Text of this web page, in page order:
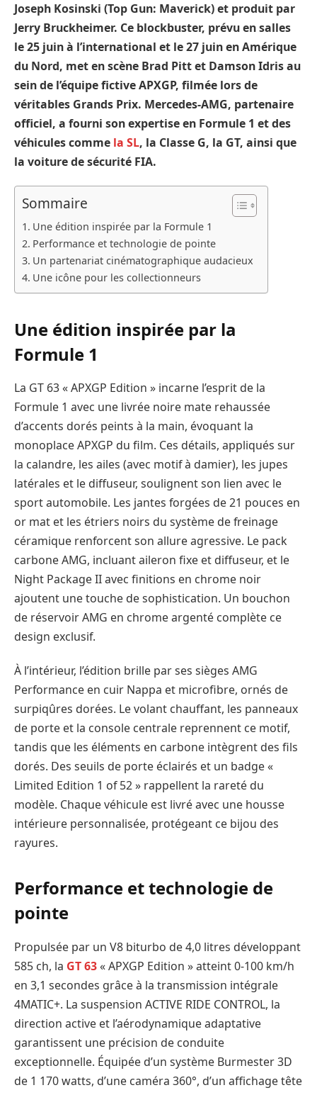
Joseph Kosinski (Top Gun: Maverick) et produit par
Jerry Bruckheimer. Ce blockbuster, prévu en salles
le 25 juin à l’international et le 27 juin en Amérique
du Nord, met en scène Brad Pitt et Damson Idris au
sein de l’équipe fictive APXGP, filmée lors de
véritables Grands Prix. Mercedes-AMG, partenaire
officiel, a fourni son expertise en Formule 1 et des
véhicules comme la SL, la Classe G, la GT, ainsi que
la voiture de sécurité FIA.
Sommaire
Une édition inspirée par la Formule 1
Performance et technologie de pointe
Un partenariat cinématographique audacieux
Une icône pour les collectionneurs
Une édition inspirée par la
Formule 1
La GT 63 « APXGP Edition » incarne l’esprit de la
Formule 1 avec une livrée noire mate rehaussée
d’accents dorés peints à la main, évoquant la
monoplace APXGP du film. Ces détails, appliqués sur
la calandre, les ailes (avec motif à damier), les jupes
latérales et le diffuseur, soulignent son lien avec le
sport automobile. Les jantes forgées de 21 pouces en
or mat et les étriers noirs du système de freinage
céramique renforcent son allure agressive. Le pack
carbone AMG, incluant aileron fixe et diffuseur, et le
Night Package II avec finitions en chrome noir
ajoutent une touche de sophistication. Un bouchon
de réservoir AMG en chrome argenté complète ce
design exclusif.
À l’intérieur, l’édition brille par ses sièges AMG
Performance en cuir Nappa et microfibre, ornés de
surpiqûres dorées. Le volant chauffant, les panneaux
de porte et la console centrale reprennent ce motif,
tandis que les éléments en carbone intègrent des fils
dorés. Des seuils de porte éclairés et un badge «
Limited Edition 1 of 52 » rappellent la rareté du
modèle. Chaque véhicule est livré avec une housse
intérieure personnalisée, protégeant ce bijou des
rayures.
Performance et technologie de
pointe
Propulsée par un V8 biturbo de 4,0 litres développant
585 ch, la GT 63« APXGP Edition » atteint 0-100 km/h
en 3,1 secondes grâce à la transmission intégrale
4MATIC+. La suspension ACTIVE RIDE CONTROL, la
direction active et l’aérodynamique adaptative
garantissent une précision de conduite
exceptionnelle. Équipée d’un système Burmester 3D
de 1 170 watts, d’une caméra 360°, d’un affichage tête